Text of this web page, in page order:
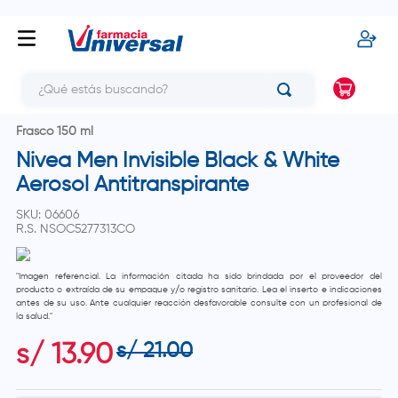
Frasco 150 ml
Nivea Men Invisible Black & White
Aerosol Antitranspirante
SKU: 06606
R.S. NSOC5277313CO
"Imagen referencial. La información citada ha sido brindada por el proveedor del
producto o extraída de su empaque y/o registro sanitario. Lea el inserto e indicaciones
antes de su uso. Ante cualquier reacción desfavorable consulte con un profesional de
la salud."
s/ 13.90s/ 21.00